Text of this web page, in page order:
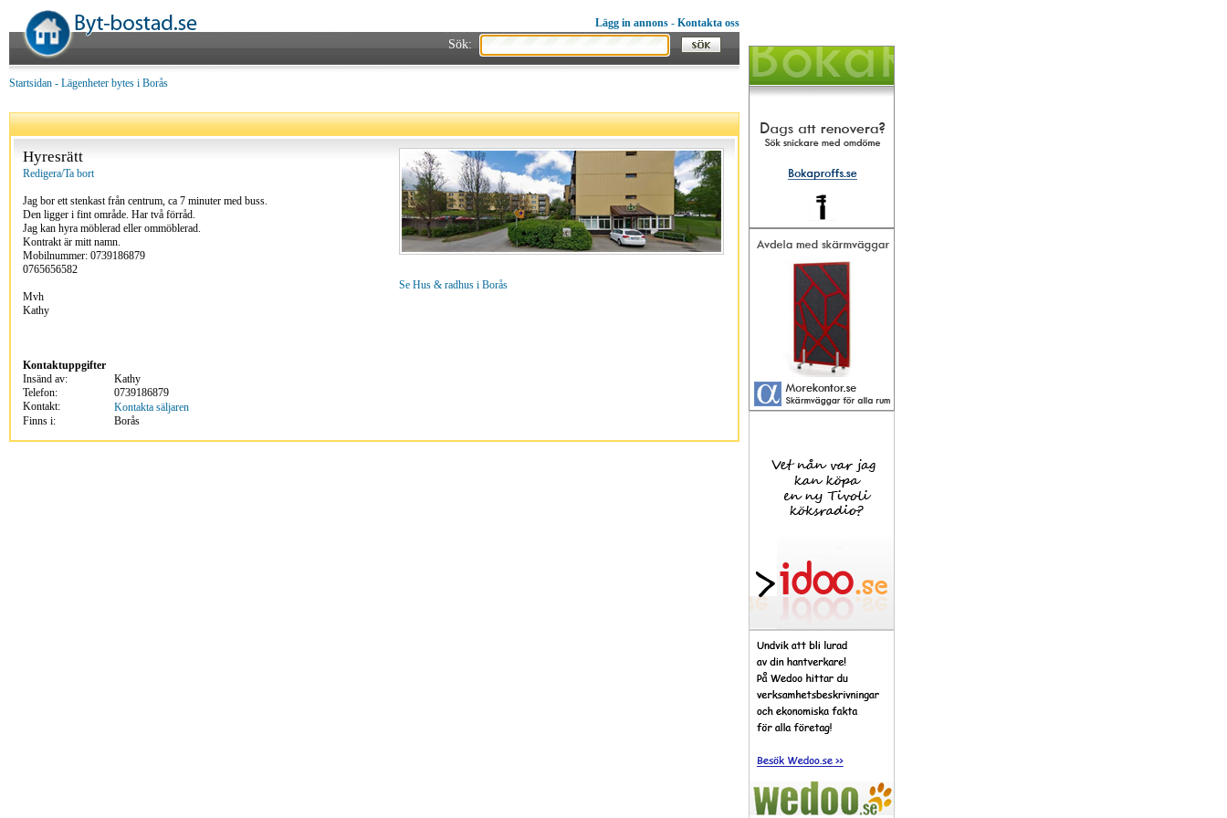
Lägg in annons - Kontakta oss
Sök:
Startsidan - Lägenheter bytes i Borås
Hyresrätt
Redigera/Ta bort
Jag bor ett stenkast från centrum, ca 7 minuter med buss.
Den ligger i fint område. Har två förråd.
Jag kan hyra möblerad eller ommöblerad.
Kontrakt är mitt namn.
Mobilnummer: 0739186879
0765656582
Mvh
Kathy
Kontaktuppgifter
Insänd av:
Kathy
Telefon:
0739186879
Kontakt:
Kontakta säljaren
Finns i:
Borås
Se Hus & radhus i Borås